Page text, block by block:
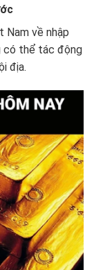
Nam về nhập
có thể tác động
địa.